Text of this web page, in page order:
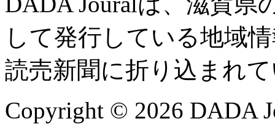
して発行している地域
読売新聞に折り込まれ
Copyright © 2026 DADA